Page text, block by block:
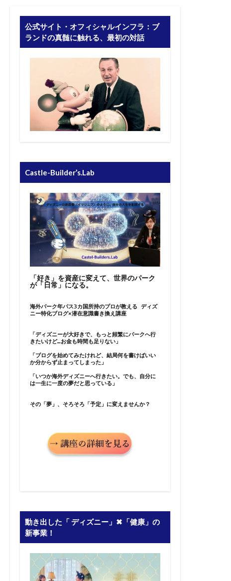
公式サイト・オフィシャルインフラ：ブ
ランドの真髄に触れる、最初の対話
Castle-Builder’s.Lab
「好き」を資産に変えて、世界のパーク
が「日常」になる。
海外パーク年パス3カ国所持のプロが教える ディズ
ニー特化ブログ×潜在意識書き換え講座
「ディズニーが大好きで、もっと頻繁にパークへ行
きたいけど…お金も時間も足りない」
「ブログを始めてみたけれど、結局何を書けばいい
か分からず止まってしまった」
「いつか海外ディズニーへ行きたい。でも、自分に
は一生に一度の夢だと思っている」
その「夢」、そろそろ「予定」に変えませんか？
動き出した「 ディズニー」✖︎「健康」の
新事業！